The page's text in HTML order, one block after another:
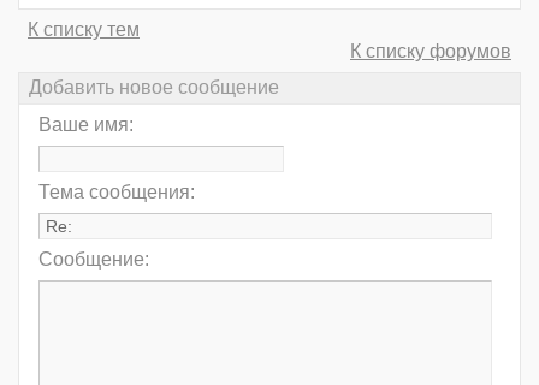
К списку тем
К списку форумов
Добавить новое сообщение
Ваше имя:
Тема сообщения:
Сообщение: